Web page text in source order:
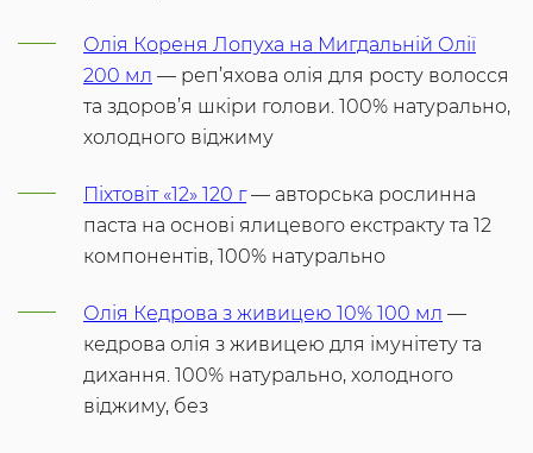
Олія Кореня Лопуха на Мигдальній Олії
200 мл — реп’яхова олія для росту волосся
та здоров’я шкіри голови. 100% натурально,
холодного віджиму
Піхтовіт «12» 120 г— авторська рослинна
паста на основі ялицевого екстракту та 12
компонентів, 100% натурально
Олія Кедрова з живицею 10% 100 мл —
кедрова олія з живицею для імунітету та
дихання. 100% натурально, холодного
віджиму, без